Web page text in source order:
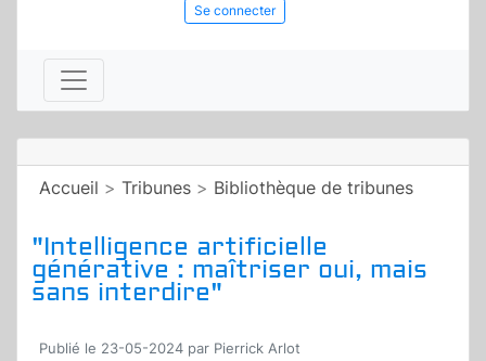
Se connecter
Accueil > Tribunes > Bibliothèque de tribunes
"Intelligence artificielle
générative : maîtriser oui, mais
sans interdire"
Publié le 23-05-2024 par Pierrick Arlot